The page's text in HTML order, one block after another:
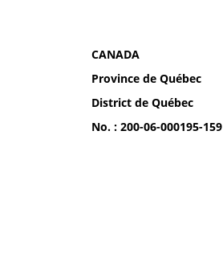
CANADA
Province de Québec
District de Québec
No. : 200-06-000195-159